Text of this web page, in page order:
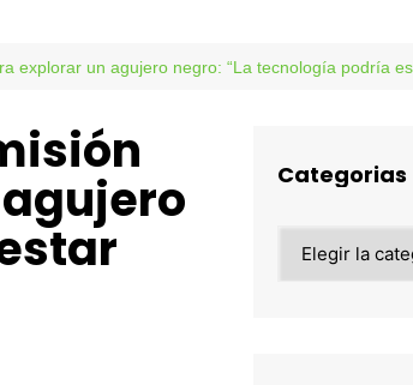
Más allá
explorar un agujero negro: “La tecnología podría
Categorias